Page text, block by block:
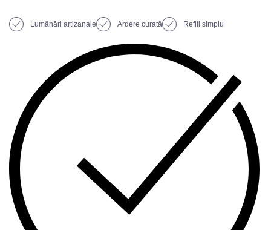
Lumânări artizanale Ardere curată Refill simplu